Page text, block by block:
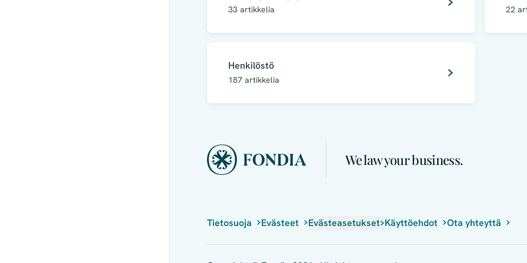
33 artikkelia 22
Henkilöstö
187 artikkelia
We law your business.
Tietosuoja Evästeet Evästeasetukset Käyttöehdot Ota yhteyttä